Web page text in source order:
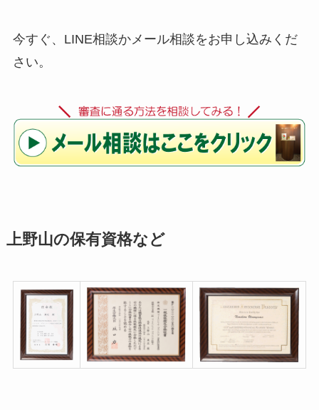
今すぐ、LINE相談かメール相談をお申し込みくだ
さい。
上野山の保有資格など